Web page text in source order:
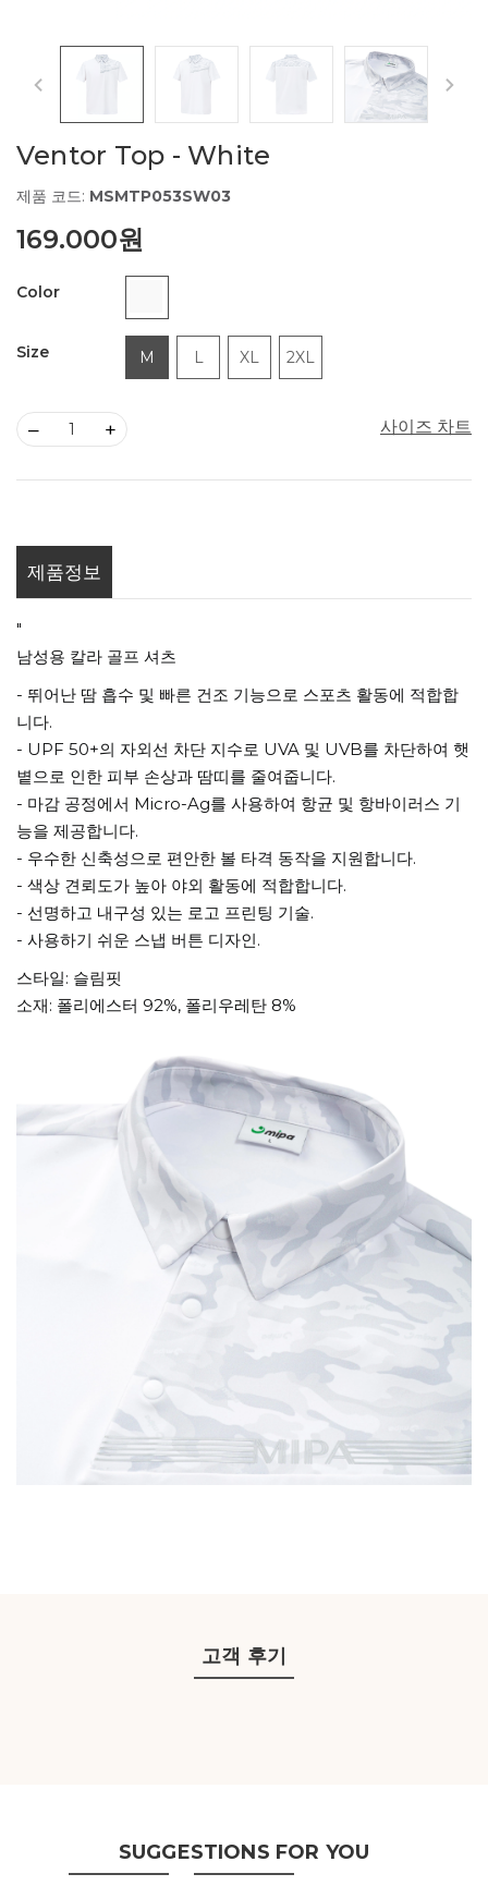
Ventor Top - White
제품 코드: MSMTP053SW03
169.000원
Color
Size M L XL 2XL
사이즈 차트
– +
제품정보
"
남성용 칼라 골프 셔츠
- 뛰어난 땀 흡수 및 빠른 건조 기능으로 스포츠 활동에 적합합
니다.
- UPF 50+의 자외선 차단 지수로 UVA 및 UVB를 차단하여 햇
볕으로 인한 피부 손상과 땀띠를 줄여줍니다.
- 마감 공정에서 Micro-Ag를 사용하여 항균 및 항바이러스 기
능을 제공합니다.
- 우수한 신축성으로 편안한 볼 타격 동작을 지원합니다.
- 색상 견뢰도가 높아 야외 활동에 적합합니다.
- 선명하고 내구성 있는 로고 프린팅 기술.
- 사용하기 쉬운 스냅 버튼 디자인.
스타일: 슬림핏
소재: 폴리에스터 92%, 폴리우레탄 8%
고객 후기
SUGGESTIONS FOR YOU